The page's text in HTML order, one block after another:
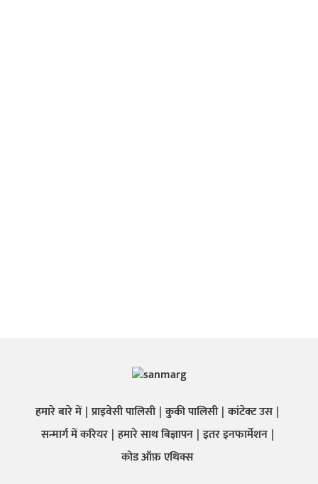
हमारे बारे में प्राइवेसी पालिसी कुकी पालिसी कांटेक्ट उस
सन्मार्ग में करियर हमारे साथ बिज्ञापन इतर इनफार्मेशन
कोड ऑफ़ एथिक्स